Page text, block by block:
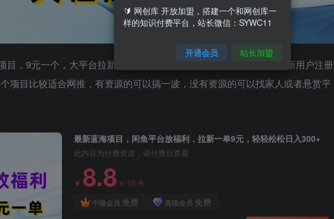
目，9元一个，大平台拉新活动，门槛低，到账快，有保障，只要是新用户注册
项目比较适合网推，有资源的可以搞一波，没有资源的可以找家人或者悬赏平
最新蓝海项目，闲鱼平台放福利，拉新一单9元，轻轻松松日入300+
此内容为付费资源，请付费后查看
￥ 8.8￥18.8
中级会员 免费 高级会员 免费
🔰 网创库 开放加盟，搭建一个和网创库一
样的知识付费平台，站长微信：SYWC11
开通会员 站长加盟